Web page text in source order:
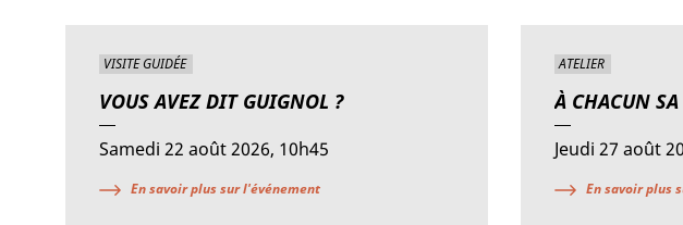
VISITE GUIDÉE
VOUS AVEZ DIT GUIGNOL ?
Samedi 22 août 2026, 10h45
En savoir plus sur l'événement
ATELIER
À CHACUN
Jeudi 27 août
En savoir plus